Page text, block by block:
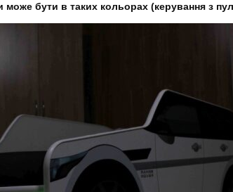
може бути в таких кольорах (керування з